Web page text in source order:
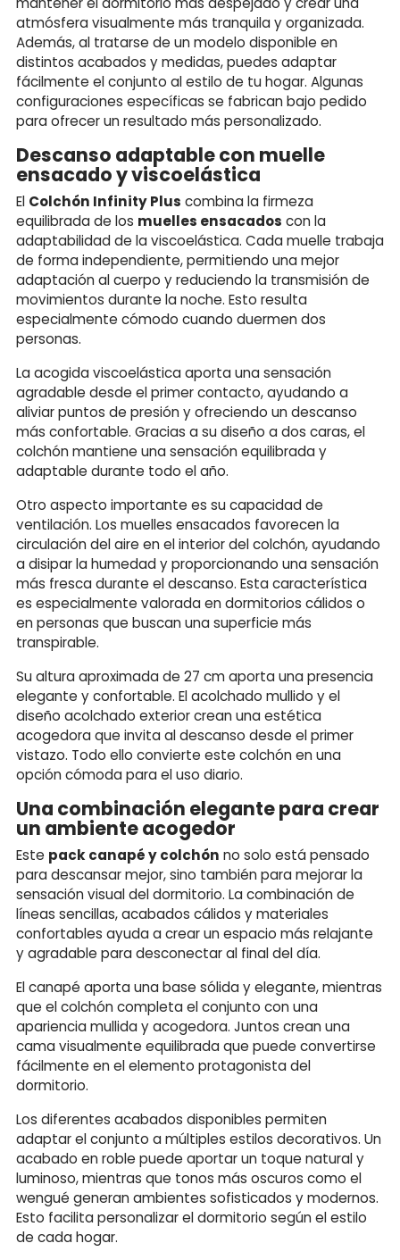
atmósfera visualmente más tranquila y organizada.
Además, al tratarse de un modelo disponible en
distintos acabados y medidas, puedes adaptar
fácilmente el conjunto al estilo de tu hogar. Algunas
configuraciones específicas se fabrican bajo pedido
para ofrecer un resultado más personalizado.
Descanso adaptable con muelle
ensacado y viscoelástica
El Colchón Infinity Plus combina la firmeza
equilibrada de los muelles ensacados con la
adaptabilidad de la viscoelástica. Cada muelle trabaja
de forma independiente, permitiendo una mejor
adaptación al cuerpo y reduciendo la transmisión de
movimientos durante la noche. Esto resulta
especialmente cómodo cuando duermen dos
personas.
La acogida viscoelástica aporta una sensación
agradable desde el primer contacto, ayudando a
aliviar puntos de presión y ofreciendo un descanso
más confortable. Gracias a su diseño a dos caras, el
colchón mantiene una sensación equilibrada y
adaptable durante todo el año.
Otro aspecto importante es su capacidad de
ventilación. Los muelles ensacados favorecen la
circulación del aire en el interior del colchón, ayudando
a disipar la humedad y proporcionando una sensación
más fresca durante el descanso. Esta característica
es especialmente valorada en dormitorios cálidos o
en personas que buscan una superficie más
transpirable.
Su altura aproximada de 27 cm aporta una presencia
elegante y confortable. El acolchado mullido y el
diseño acolchado exterior crean una estética
acogedora que invita al descanso desde el primer
vistazo. Todo ello convierte este colchón en una
opción cómoda para el uso diario.
Una combinación elegante para crear
un ambiente acogedor
Este pack canapé y colchón no solo está pensado
para descansar mejor, sino también para mejorar la
sensación visual del dormitorio. La combinación de
líneas sencillas, acabados cálidos y materiales
confortables ayuda a crear un espacio más relajante
y agradable para desconectar al final del día.
El canapé aporta una base sólida y elegante, mientras
que el colchón completa el conjunto con una
apariencia mullida y acogedora. Juntos crean una
cama visualmente equilibrada que puede convertirse
fácilmente en el elemento protagonista del
dormitorio.
Los diferentes acabados disponibles permiten
adaptar el conjunto a múltiples estilos decorativos. Un
acabado en roble puede aportar un toque natural y
luminoso, mientras que tonos más oscuros como el
wengué generan ambientes sofisticados y modernos.
Esto facilita personalizar el dormitorio según el estilo
de cada hogar.